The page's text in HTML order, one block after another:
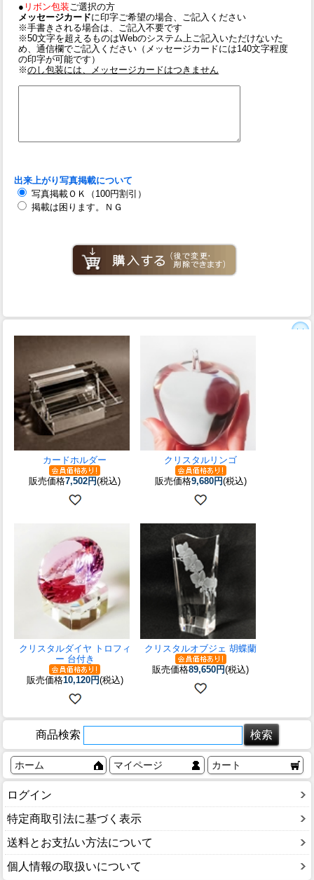
● リボン包装 ご選択の方
メッセージカードに印字ご希望の場合、ご記入ください
※手書きされる場合は、ご記入不要です
※50文字を超えるものはWebのシステム上ご記入いただけないた
め、通信欄でご記入ください（メッセージカードには140文字程度
の印字が可能です）
※のし包装には、メッセージカードはつきません
出来上がり写真掲載について
写真掲載ＯＫ（100円割引）
掲載は困ります。ＮＧ
カードホルダー
販売価格7,502円(税込)
クリスタルリンゴ
販売価格9,680円(税込)
クリスタルダイヤ トロフィ
ー 台付き
販売価格10,120円(税込)
クリスタルオブジェ 胡蝶蘭
販売価格89,650円(税込)
商品検索
ホーム マイページ カート
ログイン
特定商取引法に基づく表示
送料とお支払い方法について
個人情報の取扱いについて